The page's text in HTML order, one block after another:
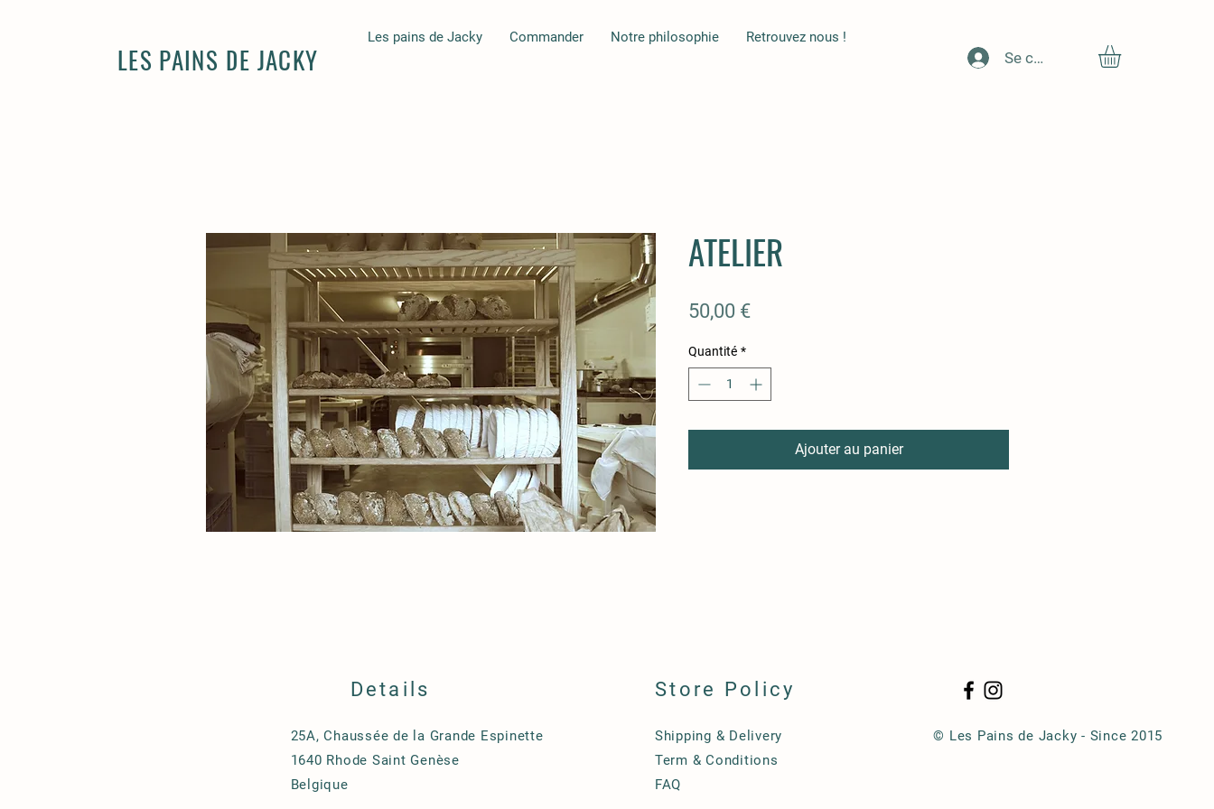
LES PAINS DE JACKY
Les pains de Jacky Commander Notre philosophie Retrouvez nous !
Se connecter
ATELIER
50,00 €Prix
Quantité *
Ajouter au panier
Details
25A, Chaussée de la Grande Espinette
1640 Rhode Saint Genèse
Belgique
Store Policy
Shipping & Delivery
Term & Conditions
FAQ
© Les Pains de Jacky - Since 2015